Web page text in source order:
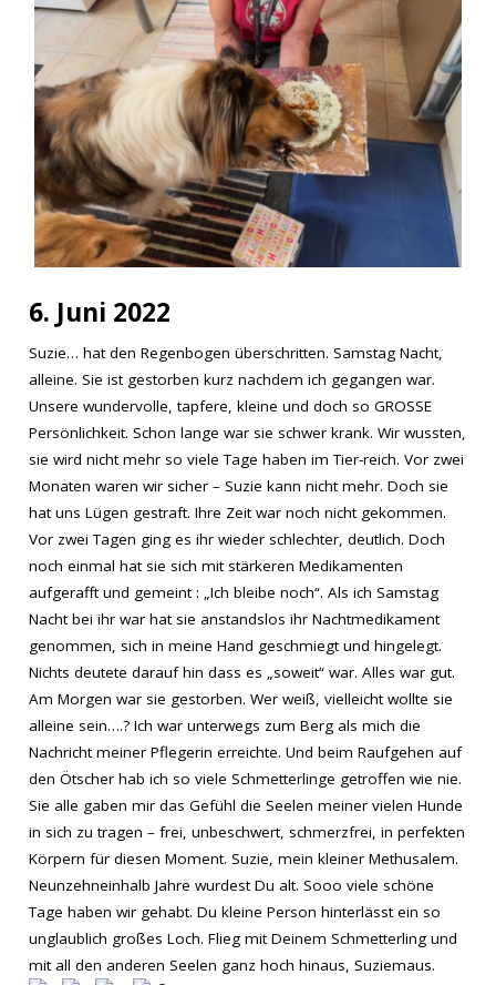
6. Juni 2022
Suzie… hat den Regenbogen überschritten. Samstag Nacht,
alleine. Sie ist gestorben kurz nachdem ich gegangen war.
Unsere wundervolle, tapfere, kleine und doch so GROSSE
Persönlichkeit. Schon lange war sie schwer krank. Wir wussten,
sie wird nicht mehr so viele Tage haben im Tier-reich. Vor zwei
Monaten waren wir sicher – Suzie kann nicht mehr. Doch sie
hat uns Lügen gestraft. Ihre Zeit war noch nicht gekommen.
Vor zwei Tagen ging es ihr wieder schlechter, deutlich. Doch
noch einmal hat sie sich mit stärkeren Medikamenten
aufgerafft und gemeint : „Ich bleibe noch“. Als ich Samstag
Nacht bei ihr war hat sie anstandslos ihr Nachtmedikament
genommen, sich in meine Hand geschmiegt und hingelegt.
Nichts deutete darauf hin dass es „soweit“ war. Alles war gut.
Am Morgen war sie gestorben. Wer weiß, vielleicht wollte sie
alleine sein….? Ich war unterwegs zum Berg als mich die
Nachricht meiner Pflegerin erreichte. Und beim Raufgehen auf
den Ötscher hab ich so viele Schmetterlinge getroffen wie nie.
Sie alle gaben mir das Gefühl die Seelen meiner vielen Hunde
in sich zu tragen – frei, unbeschwert, schmerzfrei, in perfekten
Körpern für diesen Moment. Suzie, mein kleiner Methusalem.
Neunzehneinhalb Jahre wurdest Du alt. Sooo viele schöne
Tage haben wir gehabt. Du kleine Person hinterlässt ein so
unglaublich großes Loch. Flieg mit Deinem Schmetterling und
mit all den anderen Seelen ganz hoch hinaus, Suziemaus.